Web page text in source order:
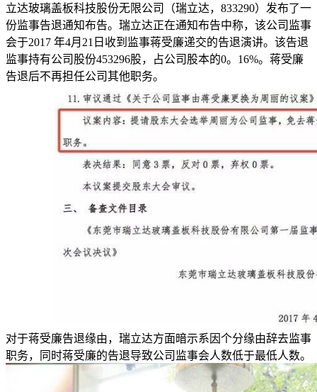
立达玻璃盖板科技股份无限公司（瑞立达，833290）发布了一
份监事告退通知布告。瑞立达正在通知布告中称，该公司监事
会于2017 年4月21日收到监事蒋受廉递交的告退演讲。该告退
监事持有公司股份453296股，占公司股本的0。16%。蒋受廉
告退后不再担任公司其他职务。
对于蒋受廉告退缘由，瑞立达方面暗示系因个分缘由辞去监事
职务，同时蒋受廉的告退导致公司监事会人数低于最低人数。